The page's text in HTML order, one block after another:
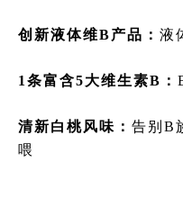
创新液体维B产品： 液
1条富含5大维生素B：
清新白桃风味：告别B
喂